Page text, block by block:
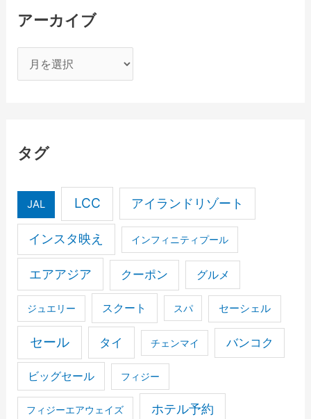
アーカイブ
ー
ブ
タグ
JAL LCC アイランドリゾート
インスタ映え インフィニティプール
エアアジア クーポン グルメ
ジュエリー スクート スパ セーシェル
セール タイ チェンマイ バンコク
ビッグセール フィジー
フィジーエアウェイズ ホテル予約